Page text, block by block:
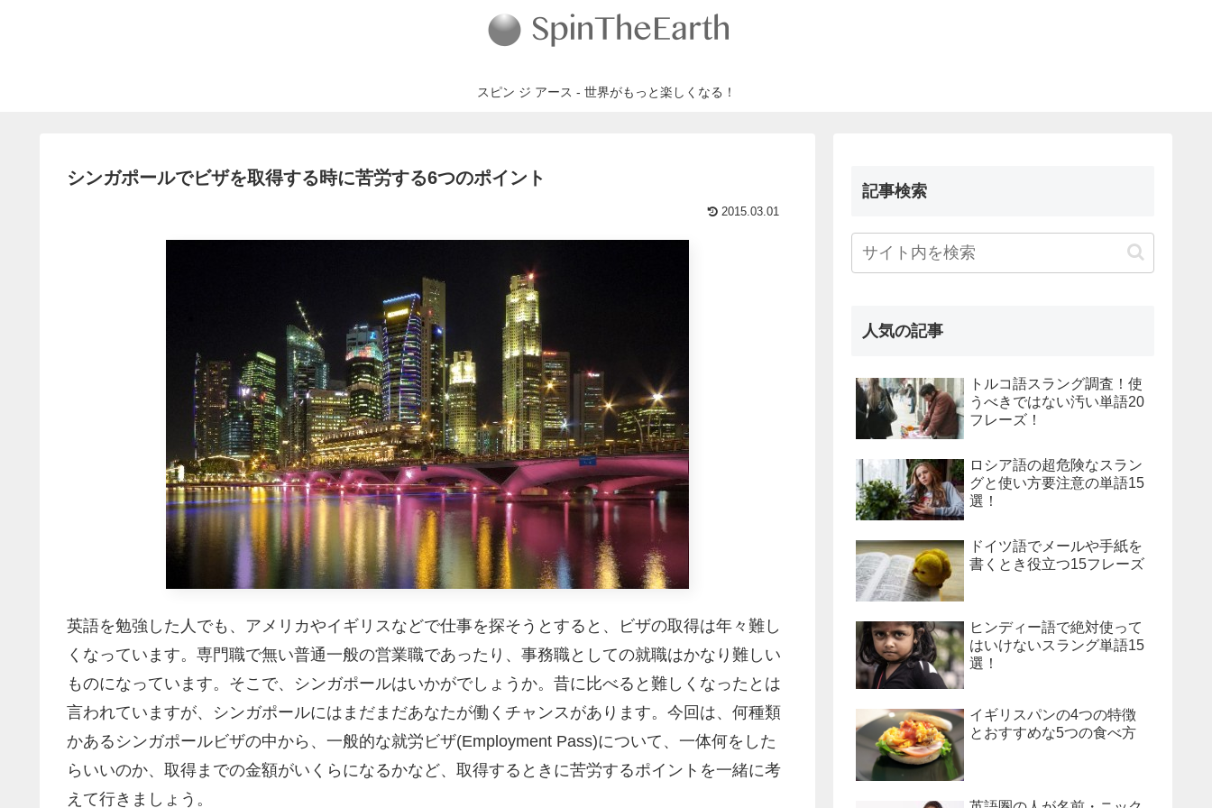
スピン ジ アース - 世界がもっと楽しくなる！
シンガポールでビザを取得する時に苦労する6つのポイント
2015.03.01
英語を勉強した人でも、アメリカやイギリスなどで仕事を探そうとすると、ビザの取得は年々難し
くなっています。専門職で無い普通一般の営業職であったり、事務職としての就職はかなり難しい
ものになっています。そこで、シンガポールはいかがでしょうか。昔に比べると難しくなったとは
言われていますが、シンガポールにはまだまだあなたが働くチャンスがあります。今回は、 何種類
かあるシンガポールビザの中から、一般的な就労ビザ(Employment Pass)について、一体何をした
らいいのか、取得までの金額がいくらになるかなど、取得するときに苦労するポイントを一緒に考
えて行きましょう。
記事検索
人気の記事
トルコ語スラング調査！使
うべきではない汚い単語20
フレーズ！
ロシア語の超危険なスラン
グと使い方要注意の単語15
選！
ドイツ語でメールや手紙を
書くとき役立つ15フレーズ
ヒンディー語で絶対使って
はいけないスラング単語15
選！
イギリスパンの4つの特徴
とおすすめな5つの食べ方